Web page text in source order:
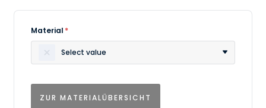
Material *
Select value
ZUR MATERIALÜBERSICHT